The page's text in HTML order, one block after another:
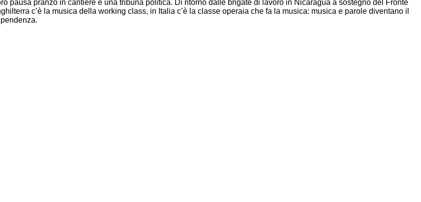
pausa pranzo in cantiere è una tribuna politica. Di ritorno dalle brigate di lavoro in Nicaragua a sostegno del Fronte
c’è la musica della working class, in Italia c’è la classe operaia che fa la musica: musica e parole diventano il